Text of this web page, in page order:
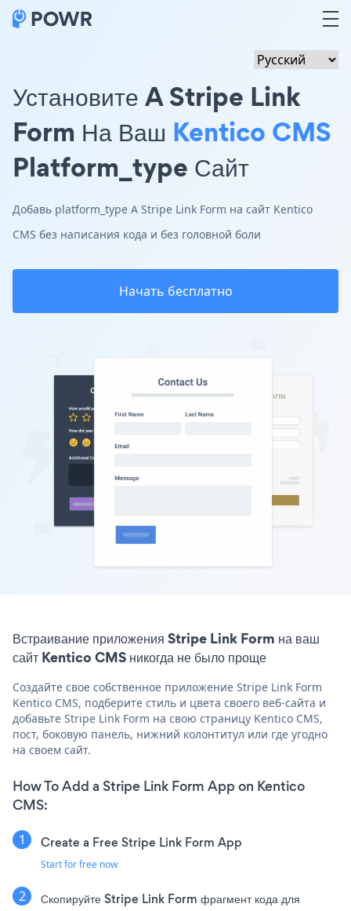
Установите A Stripe Link
Form На Ваш Kentico CMS
Platform_type Сайт
Добавь platform_type A Stripe Link Form на сайт Kentico
CMS без написания кода и без головной боли
Начать бесплатно
Встраивание приложения Stripe Link Form на ваш
сайт Kentico CMS никогда не было проще
Создайте свое собственное приложение Stripe Link Form
Kentico CMS, подберите стиль и цвета своего веб-сайта и
добавьте Stripe Link Form на свою страницу Kentico CMS,
пост, боковую панель, нижний колонтитул или где угодно
на своем сайт.
How To Add a Stripe Link Form App on Kentico
CMS:
Create a Free Stripe Link Form App
Start for free now
Скопируйте Stripe Link Form фрагмент кода для